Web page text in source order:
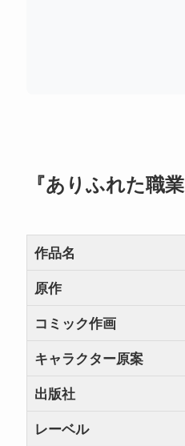
『ありふれた職
作品名
原作
コミック作画
キャラクター原案
出版社
レーベル